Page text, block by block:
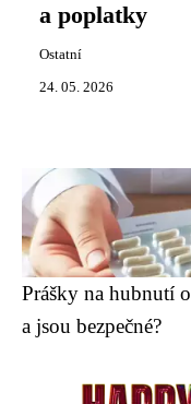
a poplatky
Ostatní
24. 05. 2026
Prášky na hubnutí
a jsou bezpečné?